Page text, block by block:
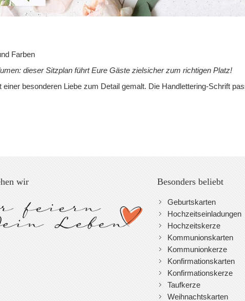
Farben
dieser Sitzplan führt Eure Gäste zielsicher zum richtigen Platz!
besonderen Liebe zum Detail gemalt. Die Handlettering-Schrift
wir Besonders beliebt
Geburtskarten
Hochzeitseinladungen
Hochzeitskerze
Kommunionskarten
Kommunionkerze
Konfirmationskarten
Konfirmationskerze
Taufkerze
Weihnachtskarten